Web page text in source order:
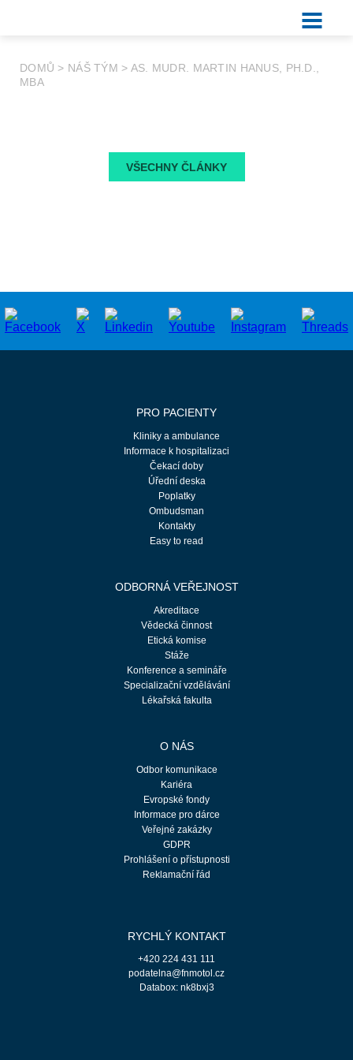
DOMŮ > NÁŠ TÝM > AS. MUDR. MARTIN HANUS, PH.D.,
MBA
VŠECHNY ČLÁNKY
PRO PACIENTY
Kliniky a ambulance
Informace k hospitalizaci
Čekací doby
Úřední deska
Poplatky
Ombudsman
Kontakty
Easy to read
ODBORNÁ VEŘEJNOST
Akreditace
Vědecká činnost
Etická komise
Stáže
Konference a semináře
Specializační vzdělávání
Lékařská fakulta
O NÁS
Odbor komunikace
Kariéra
Evropské fondy
Informace pro dárce
Veřejné zakázky
GDPR
Prohlášení o přístupnosti
Reklamační řád
RYCHLÝ KONTAKT
+420 224 431 111
podatelna@fnmotol.cz
Databox: nk8bxj3